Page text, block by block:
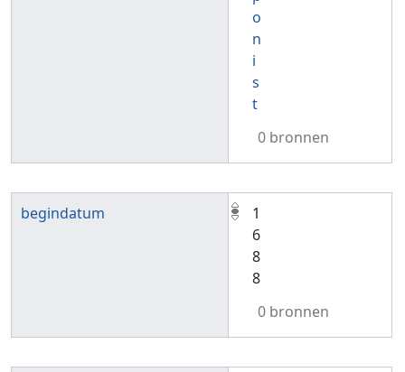
o
n
i
s
t
0 bronnen
begindatum
1
6
8
8
0 bronnen